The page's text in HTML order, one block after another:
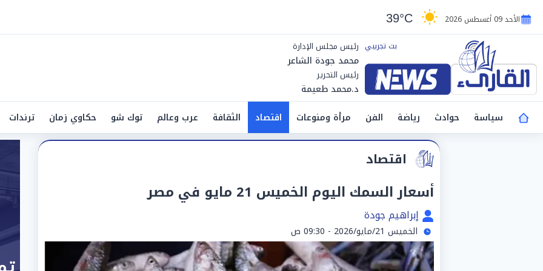
الأحد 09 أغسطس 2026 39°C
رئيس مجلس الإدارة
محمد جودة الشاعر
رئيس التحرير
د.محمد طعيمة
سياسة
حوادث رياضة الفن مرأة ومنوعات اقتصاد الثقافة عرب وعالم توك شو حكاوي زمان ترندات
اقتصاد
أسعار السمك اليوم الخميس 21 مايو في مصر
إبراهيم جودة
الخميس 21/مايو/2026 - 09:30 ص